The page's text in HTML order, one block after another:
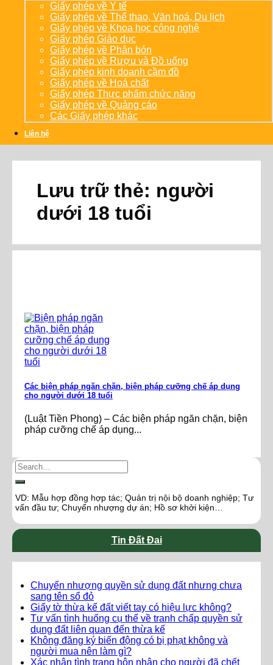
Giấy phép về Y tế
Giấy phép về Thể thao, Văn hoá, Du lịch
Giấy phép về Khoa học công nghệ
Giấy phép Giáo dục
Giấy phép về Phân bón
Giấy phép về Rượu và Đồ uống
Giấy phép kinh doanh cầm đồ
Giấy phép về Hoá chất
Giấy phép Thực phẩm chức năng
Giấy phép về Quảng cáo
Các Giấy phép khác
Liên hệ
Lưu trữ thẻ: người
dưới 18 tuổi
Các biện pháp ngăn chặn, biện pháp cưỡng chế áp dụng
cho người dưới 18 tuổi
(Luật Tiền Phong) – Các biện pháp ngăn chặn, biện
pháp cưỡng chế áp dụng...
VD: Mẫu hợp đồng hợp tác; Quản trị nội bộ doanh nghiệp; Tư
vấn đầu tư; Chuyển nhượng dự án; Hồ sơ khởi kiện…
Tin Đất Đai
Chuyển nhượng quyền sử dụng đất nhưng chưa
sang tên sổ đỏ
Giấy tờ thừa kế đất viết tay có hiệu lực không?
Tư vấn tình huống cụ thể về tranh chấp quyền sử
dụng đất liên quan đến thừa kế
Không đăng ký biến động có bị phạt không và
người mua nên làm gì?
Xác nhận tình trạng hôn nhân cho người đã chết